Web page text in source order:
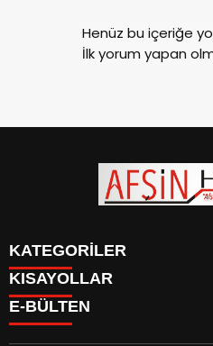
Henüz bu içeriğe
İlk yorum yapan
KATEGORİLER
SİYASET
EĞİTİM
KISAYOLLAR
SİYASET
E-BÜLTEN